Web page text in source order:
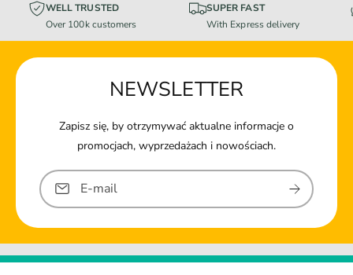
WELL TRUSTED
Over 100k customers
SUPER FAST
With Express delivery
NEWSLETTER
Zapisz się, by otrzymywać aktualne informacje o
promocjach, wyprzedażach i nowościach.
E-mail